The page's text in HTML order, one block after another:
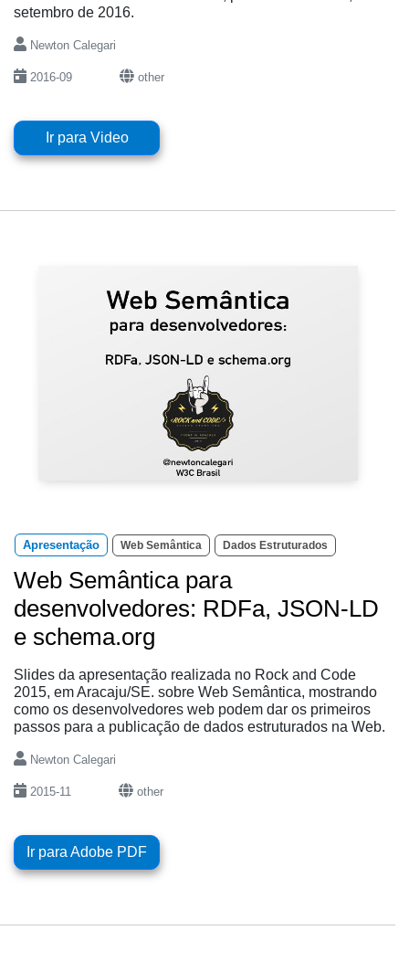
setembro de 2016.
Newton Calegari
2016-09 other
Ir para Video
Apresentação Web Semântica Dados Estruturados
Web Semântica para
desenvolvedores: RDFa, JSON-LD
e schema.org
Slides da apresentação realizada no Rock and Code
2015, em Aracaju/SE. sobre Web Semântica, mostrando
como os desenvolvedores web podem dar os primeiros
passos para a publicação de dados estruturados na Web.
Newton Calegari
2015-11 other
Ir para Adobe PDF